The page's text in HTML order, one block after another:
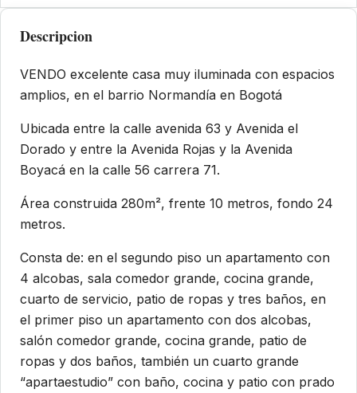
Descripcion
VENDO excelente casa muy iluminada con espacios
amplios, en el barrio Normandía en Bogotá
Ubicada entre la calle avenida 63 y Avenida el
Dorado y entre la Avenida Rojas y la Avenida
Boyacá en la calle 56 carrera 71.
Área construida 280m², frente 10 metros, fondo 24
metros.
Consta de: en el segundo piso un apartamento con
4 alcobas, sala comedor grande, cocina grande,
cuarto de servicio, patio de ropas y tres baños, en
el primer piso un apartamento con dos alcobas,
salón comedor grande, cocina grande, patio de
ropas y dos baños, también un cuarto grande
“apartaestudio” con baño, cocina y patio con prado